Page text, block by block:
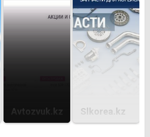
Avtozvuk.kz Slkorea.kz